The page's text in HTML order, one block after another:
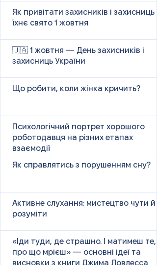
Як привітати захисників і захисниць у
їхнє свято 1 жовтня
🇺🇦 1 жовтня — День захисників і
захисниць України
Що робити, коли жінка кричить?
Психологічний портрет хорошого
роботодавця на різних етапах
взаємодії
Як справлятись з порушенням сну?
Активне слухання: мистецтво чути й
розуміти
«Іди туди, де страшно. І матимеш те,
про що мрієш» — основні ідеї та
висновки з книги Джима Ловлесса